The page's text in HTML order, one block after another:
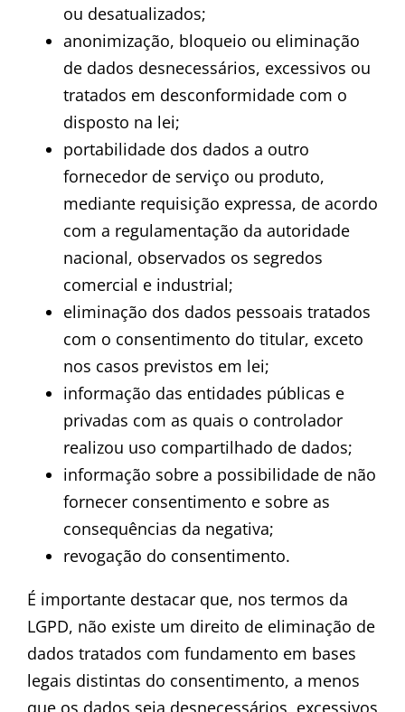
ou desatualizados;
anonimização, bloqueio ou eliminação
de dados desnecessários, excessivos ou
tratados em desconformidade com o
disposto na lei;
portabilidade dos dados a outro
fornecedor de serviço ou produto,
mediante requisição expressa, de acordo
com a regulamentação da autoridade
nacional, observados os segredos
comercial e industrial;
eliminação dos dados pessoais tratados
com o consentimento do titular, exceto
nos casos previstos em lei;
informação das entidades públicas e
privadas com as quais o controlador
realizou uso compartilhado de dados;
informação sobre a possibilidade de não
fornecer consentimento e sobre as
consequências da negativa;
revogação do consentimento.
É importante destacar que, nos termos da
LGPD, não existe um direito de eliminação de
dados tratados com fundamento em bases
legais distintas do consentimento, a menos
que os dados seja desnecessários, excessivos